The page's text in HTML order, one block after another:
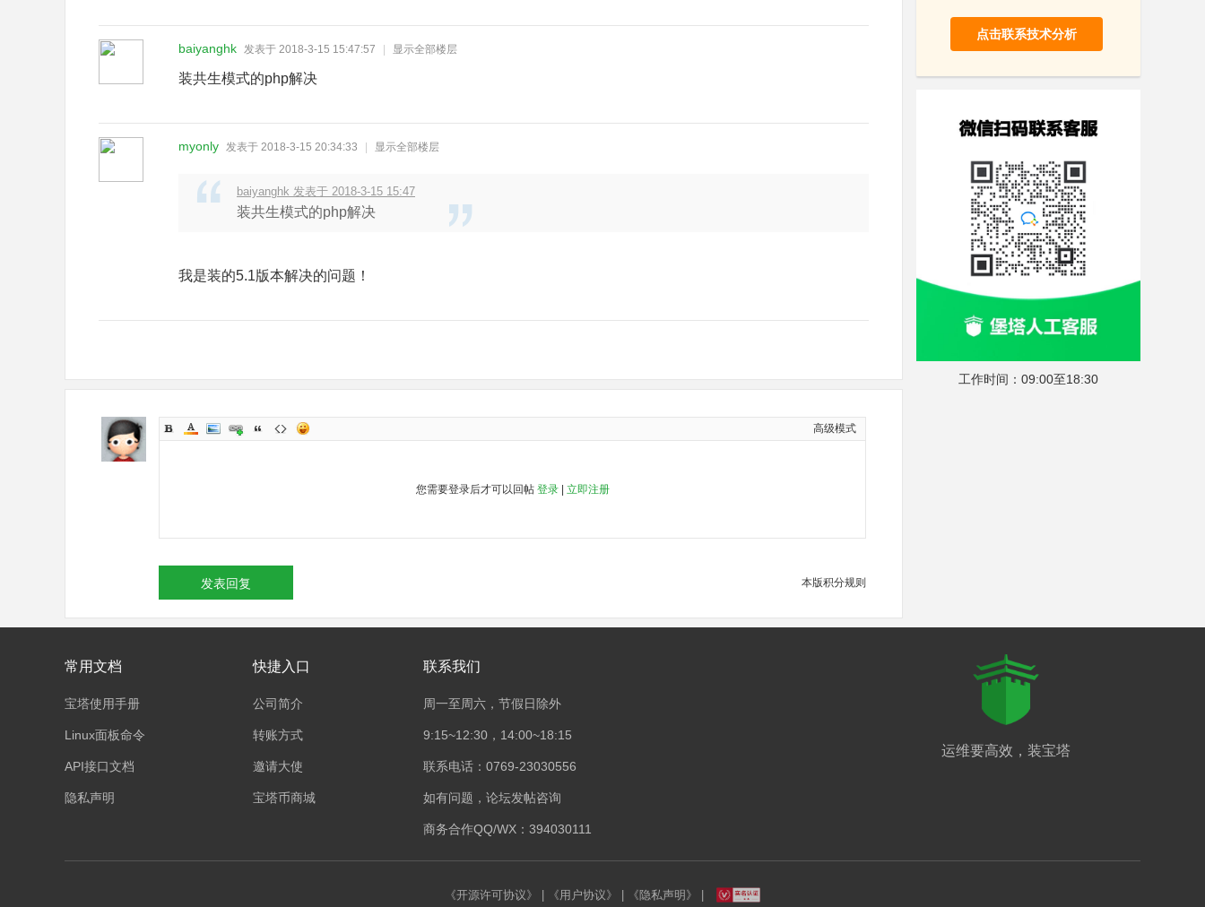
baiyanghk 发表于 2018-3-15 15:47:57 显示全部楼层
装共生模式的php解决
myonly 发表于 2018-3-15 20:34:33 显示全部楼层
baiyanghk 发表于 2018-3-15 15:47
装共生模式的php解决
我是装的5.1版本解决的问题！
高级模式
您需要登录后才可以回帖 登录| 立即注册
本版积分规则
发表回复
点击联系技术分析
工作时间：09:00至18:30
常用文档
宝塔使用手册
Linux面板命令
API接口文档
隐私声明
快捷入口
公司简介
转账方式
邀请大使
宝塔币商城
联系我们
周一至周六，节假日除外
9:15~12:30，14:00~18:15
联系电话：0769-23030556
如有问题，论坛发帖咨询
商务合作QQ/WX：394030111
运维要高效，装宝塔
《开源许可协议》 《用户协议》 《隐私声明》